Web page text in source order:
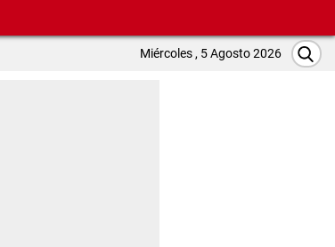
Miércoles , 5 Agosto 2026